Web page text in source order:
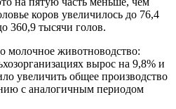
коров увеличилось до 76,4
360,9 тысячи голов.
молочное животноводство:
вырос на 9,8% и
увеличить общее производство
с аналогичным периодом